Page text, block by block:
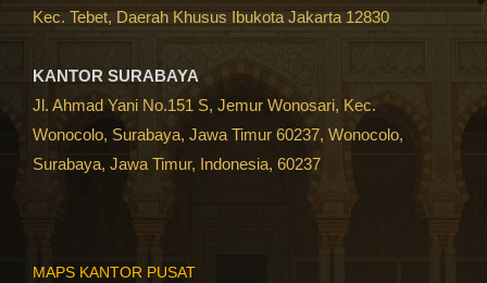
Kec. Tebet, Daerah Khusus Ibukota Jakarta 12830
KANTOR SURABAYA
Jl. Ahmad Yani No.151 S, Jemur Wonosari, Kec.
Wonocolo, Surabaya, Jawa Timur 60237, Wonocolo,
Surabaya, Jawa Timur, Indonesia, 60237
MAPS KANTOR PUSAT